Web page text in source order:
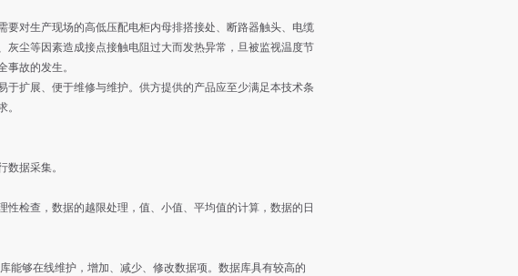
对生产现场的高低压配电柜内母排搭接处、断路器触头、电缆
尘等因素造成接点接触电阻过大而发热异常，旦被监视温度节
故的发生。
扩展、便于维修与维护。供方提供的产品应至少满足本技术条
据采集。
检查，数据的越限处理，值、小值、平均值的计算，数据的日
能够在线维护，增加、减少、修改数据项。数据库具有较高的